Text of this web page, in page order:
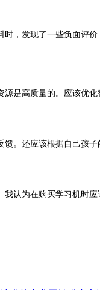
时，发现了一些负面评价
是高质量的。应该优
。还应该根据自己孩
认为在购买学习机时